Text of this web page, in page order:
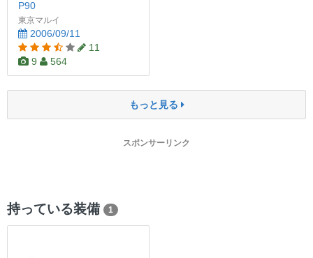
P90
東京マルイ
2006/09/11
11
9
564
もっと見る
スポンサーリンク
持っている装備 1